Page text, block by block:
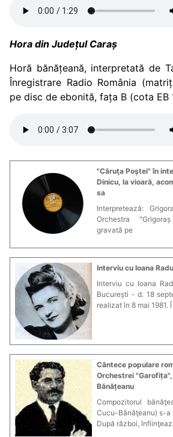
Hora din Județul Caraș
Horă bănățeană, interpretată de
Înregistrare Radio România
pe disc de ebonită, fața B (cota EB
"Căruţa Poştei" în
Dinicu, la vioară,
sa
Interpretează:
Orchestra
gravată pe
Interviu cu Ioana
Interviu cu Ioana
București - d. 18
realizat în 8 mai 1981. Î
Cântece populare
Orchestrei
Bănățeanu
Compozitorul
Cucu-Bănăţeanu) s-a
După război,